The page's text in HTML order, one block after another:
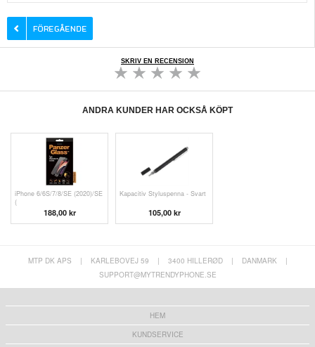
SKRIV EN RECENSION
ANDRA KUNDER HAR OCKSÅ KÖPT
iPhone 6/6S/7/8/SE (2020)/SE
(
188,00 kr
Kapacitiv Styluspenna - Svart
105,00 kr
MTP DK APS | KARLEBOVEJ 59 | 3400 HILLERØD | DANMARK
|
SUPPORT@MYTRENDYPHONE.SE
HEM
KUNDSERVICE